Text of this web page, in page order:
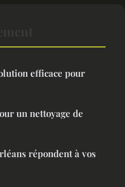
efficace pour
un nettoyage de
répondent à vos